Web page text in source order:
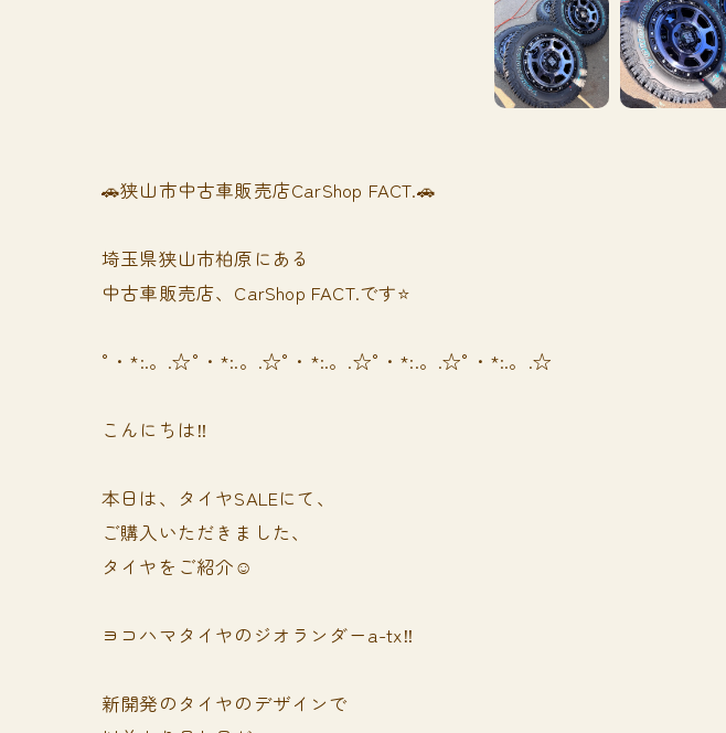
🚗狭山市中古車販売店CarShop FACT.🚗
埼玉県狭山市柏原にある
中古車販売店、CarShop FACT.です⭐️
°・*:.。.☆°・*:.。.☆°・*:.。.☆°・*:.。.☆°・*:.。.☆
こんにちは‼️
本日は、タイヤSALEにて、
ご購入いただきました、
タイヤをご紹介☺️
ヨコハマタイヤのジオランダーa-tx‼️
新開発のタイヤのデザインで